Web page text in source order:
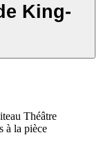
King-
Théâtre
à la pièce